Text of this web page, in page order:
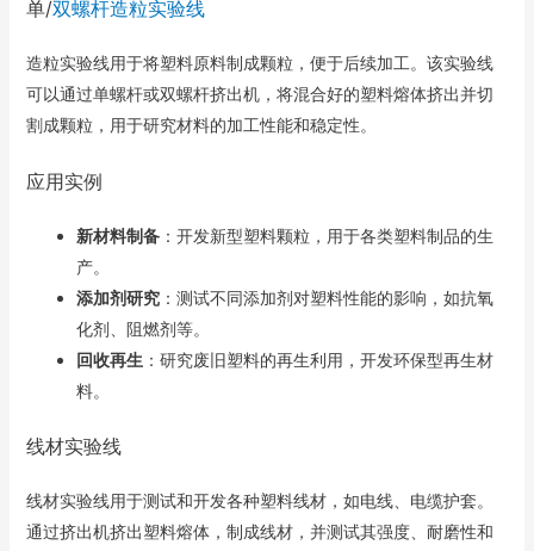
单/双螺杆造粒实验线
造粒实验线用于将塑料原料制成颗粒，便于后续加工。该实验线
可以通过单螺杆或双螺杆挤出机，将混合好的塑料熔体挤出并切
割成颗粒，用于研究材料的加工性能和稳定性。
应用实例
新材料制备：开发新型塑料颗粒，用于各类塑料制品的生
产。
添加剂研究：测试不同添加剂对塑料性能的影响，如抗氧
化剂、阻燃剂等。
回收再生：研究废旧塑料的再生利用，开发环保型再生材
料。
线材实验线
线材实验线用于测试和开发各种塑料线材，如电线、电缆护套。
通过挤出机挤出塑料熔体，制成线材，并测试其强度、耐磨性和